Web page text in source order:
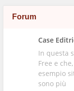
Forum
Case
In questa
Free e
esempio
sono più